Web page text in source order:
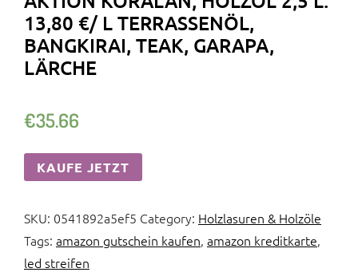
13,80 €/ L TERRASSENÖL,
BANGKIRAI, TEAK, GARAPA,
LÄRCHE
€35.66
KAUFE JETZT
SKU: 0541892a5ef5 Category: Holzlasuren & Holzöle
Tags: amazon gutschein kaufen, amazon kreditkarte,
led streifen